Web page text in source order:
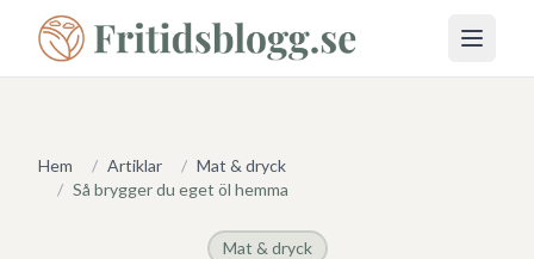
Öppna
Hem / Artiklar / Mat & dryck
/ Så brygger du eget öl hemma
Mat & dryck